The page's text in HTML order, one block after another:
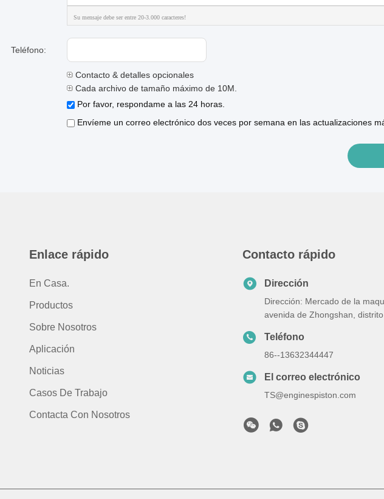
Su mensaje debe ser entre 20-3.000 caracteres!
Teléfono:
Contacto & detalles opcionales
Cada archivo de tamaño máximo de 10M.
Por favor, respondame a las 24 horas.
Envíeme un correo electrónico dos veces por semana en las actualizaciones
Enlace rápido
En Casa.
Productos
Sobre Nosotros
Aplicación
Noticias
Casos De Trabajo
Contacta Con Nosotros
Contacto rápido
Dirección
Dirección: Mercado de la
avenida de Zhongshan,
Teléfono
86--13632344447
El correo electrónico
TS@enginespiston.com